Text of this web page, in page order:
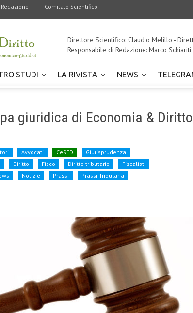
Redazione Comitato Scientifico
Direttore Scientifico: Claudio Melillo -
Responsabile di Redazione: Marco Schiariti
STUDI LA RIVISTA NEWS
giuridica di Economia &
Avvocati CeSED
Giurisprudenza
Diritto Fisco Diritto tributario
Fiscalisti
Notizie Prassi
Prassi Tributaria